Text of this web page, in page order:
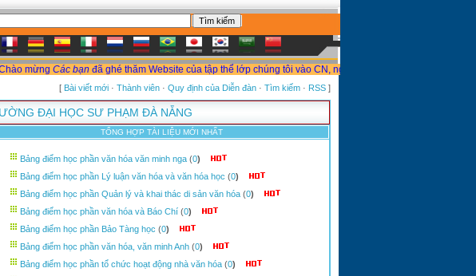
mừngCác bạnđã ghé thăm Website của tập thể lớp chúng tôi vào CN, ngày 09/08/2026, lúc 12:29 PM.
[ Bài viết mới · Thành viên · Quy định của Diễn đàn · Tìm kiếm · RSS ]
ĐẠI HỌC SƯ PHẠM ĐÀ NẴNG
TỔNG HỢP TÀI LIỆU MỚI NHẤT
Bảng điểm học phần văn hóa văn minh nga (0)
Bảng điểm học phần Lý luận văn hóa và văn hóa học (0)
Bảng điểm học phần Quản lý và khai thác di sản văn hóa (0)
Bảng điểm học phần văn hóa và Báo Chí (0)
Bảng điểm học phần Bảo Tàng học (0)
Bảng điểm học phần văn hóa, văn minh Anh (0)
Bảng điểm học phần tổ chức hoạt động nhà văn hóa (0)